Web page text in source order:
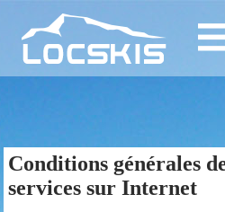
Conditions générales
services sur Internet